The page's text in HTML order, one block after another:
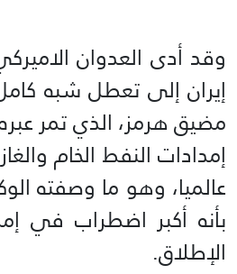
وقد أدى العدوان
إيران إلى تعطل شبه
إمدادات النفط الخام
عالميا، وهو ما وصفته
بأنه أكبر اضطراب في
الإطلاق.